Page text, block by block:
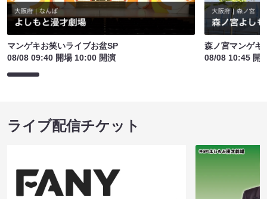
マンゲキお笑いライブお盆SP
08/08 09:40 開場 10:00 開演
森ノ宮マンゲキ
08/08 10:45 開
ライブ配信チケット